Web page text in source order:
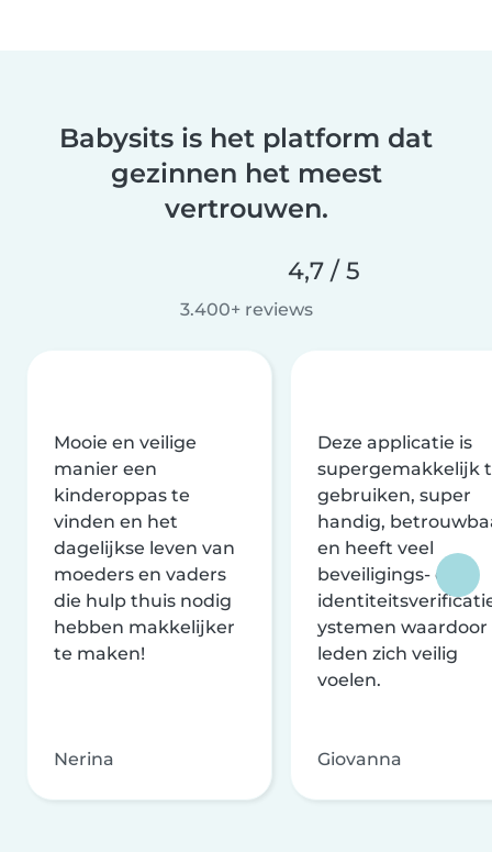
Babysits is het platform dat
gezinnen het meest
vertrouwen.
4,7 / 5
3.400+ reviews
Mooie en veilige
manier een
kinderoppas te
vinden en het
dagelijkse leven van
moeders en vaders
die hulp thuis nodig
hebben makkelijker
te maken!
Nerina
Deze applicatie is
supergemakkelijk
gebruiken, super
handig,
en heeft veel
beveiligings- en
ystemen waardoor
leden zich veilig
voelen.
Giovanna